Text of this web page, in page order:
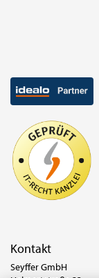
Kontakt
Seyffer GmbH